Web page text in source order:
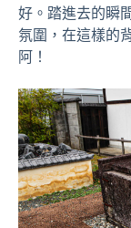
好。踏進去的瞬
氛圍，在這樣的
阿！